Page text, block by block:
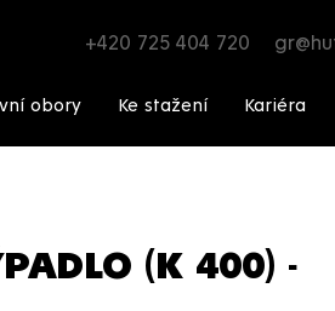
+420 725 404 720
obory Ke stažení Kariéra
(K 400) -